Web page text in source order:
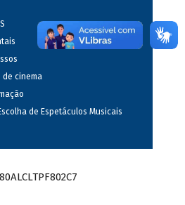
de cinema
de Espetáculos Musicais